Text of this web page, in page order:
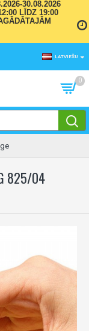
30.08.2026
LĪDZ 19:00
LATVIEŠU
0
825/04